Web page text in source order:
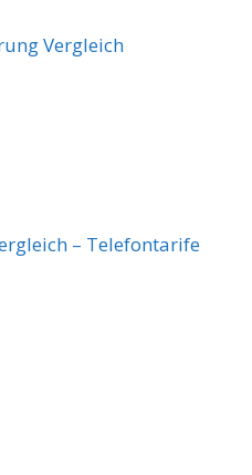
Vergleich
– Telefontarife